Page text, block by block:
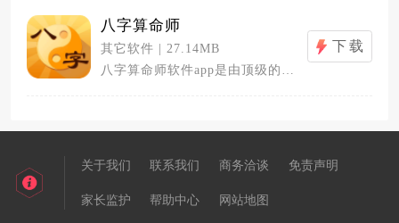
八字算命师
其它软件 | 27.14MB
下载
关于我们 联系我们 商务洽谈 免责声明
家长监护 帮助中心 网站地图